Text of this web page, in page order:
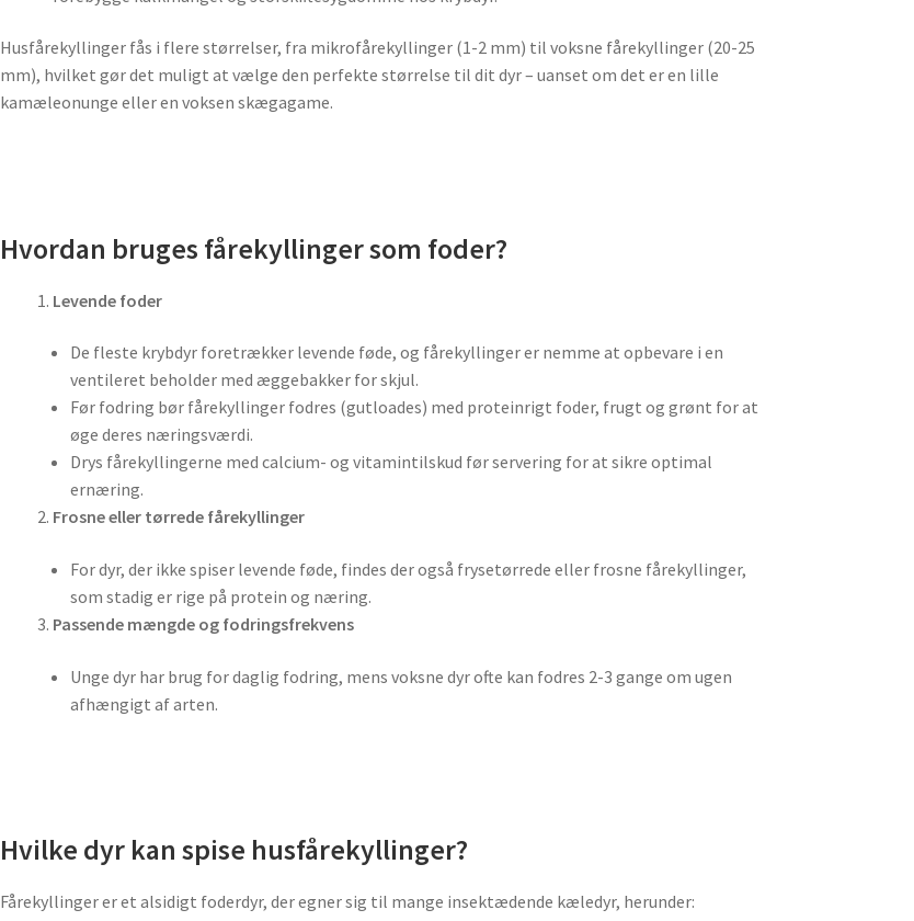
Husfårekyllinger fås i flere størrelser, fra mikrofårekyllinger (1-2 mm) til voksne fårekyllinger (20-25
mm), hvilket gør det muligt at vælge den perfekte størrelse til dit dyr – uanset om det er en lille
kamæleonunge eller en voksen skægagame.
Hvordan bruges fårekyllinger som foder?
Levende foder
De fleste krybdyr foretrækker levende føde, og fårekyllinger er nemme at opbevare i en
ventileret beholder med æggebakker for skjul.
Før fodring bør fårekyllinger fodres (gutloades) med proteinrigt foder, frugt og grønt for at
øge deres næringsværdi.
Drys fårekyllingerne med calcium- og vitamintilskud før servering for at sikre optimal
ernæring.
Frosne eller tørrede fårekyllinger
For dyr, der ikke spiser levende føde, findes der også frysetørrede eller frosne fårekyllinger,
som stadig er rige på protein og næring.
Passende mængde og fodringsfrekvens
Unge dyr har brug for daglig fodring, mens voksne dyr ofte kan fodres 2-3 gange om ugen
afhængigt af arten.
Hvilke dyr kan spise husfårekyllinger?
Fårekyllinger er et alsidigt foderdyr, der egner sig til mange insektædende kæledyr, herunder: